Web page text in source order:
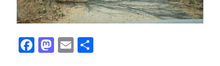
F
M E